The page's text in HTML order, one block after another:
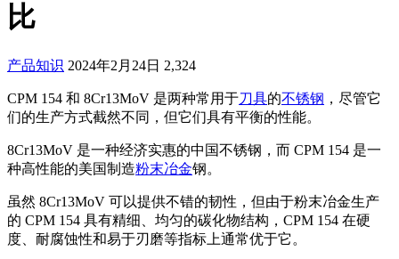
比
产品知识 2024年2月24日 2,324
CPM 154 和 8Cr13MoV 是两种常用于刀具的不锈钢 ，尽管它
们的生产方式截然不同，但它们具有平衡的性能。
8Cr13MoV 是一种经济实惠的中国不锈钢，而 CPM 154 是一
种高性能的美国制造粉末冶金钢。
虽然 8Cr13MoV 可以提供不错的韧性，但由于粉末冶金生产
的 CPM 154 具有精细、均匀的碳化物结构，CPM 154 在硬
度、耐腐蚀性和易于刃磨等指标上通常优于它。